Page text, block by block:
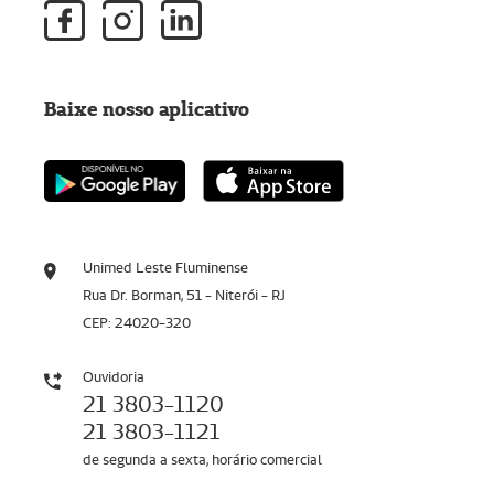
Unimed Leste Fluminense
Rua Dr. Borman, 51 - Niterói - RJ
CEP: 24020-320
Ouvidoria
21 3803-1120
21 3803-1121
de segunda a sexta, horário comercial
Baixe nosso aplicativo